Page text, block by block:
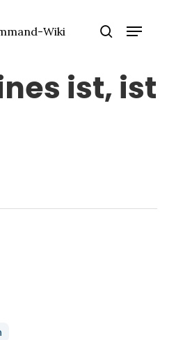
Wiki
Menü
ist, ist